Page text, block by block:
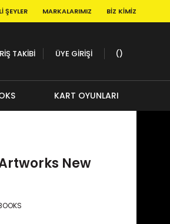
ŞEYLER MARKALARIMIZ BIZ KIMIZ
TAKİBİ ÜYE GİRİŞİ
KART OYUNLARI
New